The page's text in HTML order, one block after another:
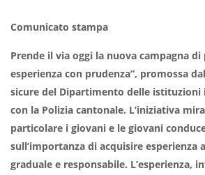
Comunicato stampa
Prende il via oggi la nuova campagna di
esperienza con prudenza”, promossa
sicure del Dipartimento delle istituzioni
con la Polizia cantonale. L’iniziativa
particolare i giovani e le giovani
sull’importanza di acquisire esperienza
graduale e responsabile. L’esperienza,